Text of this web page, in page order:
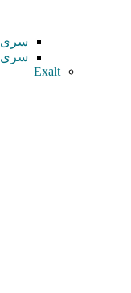
سری ALFO
سری ALS
Exalt